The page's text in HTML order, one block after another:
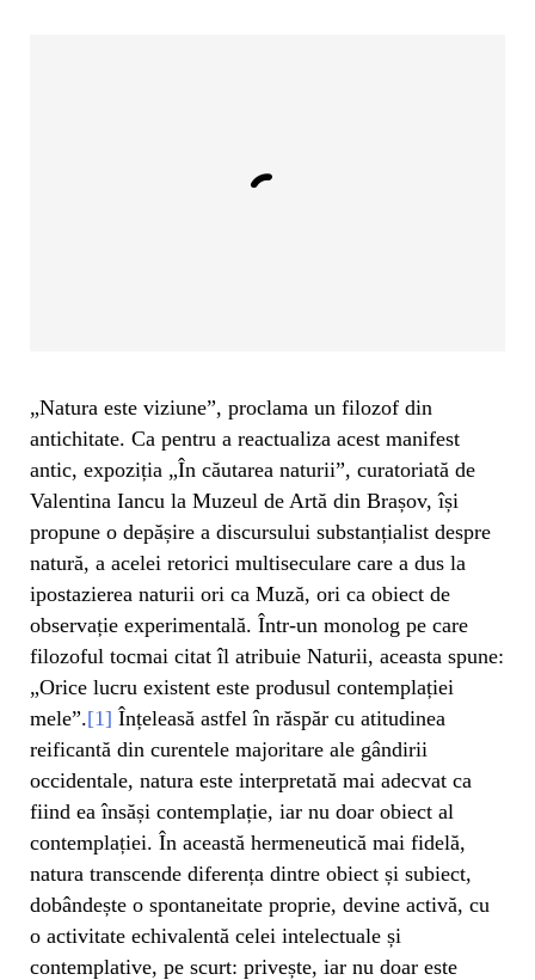
„Natura este viziune”, proclama un filozof din
antichitate. Ca pentru a reactualiza acest manifest
antic, expoziția „În căutarea naturii”, curatoriată de
Valentina Iancu la Muzeul de Artă din Brașov, își
propune o depășire a discursului substanțialist despre
natură, a acelei retorici multiseculare care a dus la
ipostazierea naturii ori ca Muză, ori ca obiect de
observație experimentală. Într-un monolog pe care
filozoful tocmai citat îl atribuie Naturii, aceasta spune:
„Orice lucru existent este produsul contemplației
mele”.[1] Înțeleasă astfel în răspăr cu atitudinea
reificantă din curentele majoritare ale gândirii
occidentale, natura este interpretată mai adecvat ca
fiind ea însăși contemplație, iar nu doar obiect al
contemplației. În această hermeneutică mai fidelă,
natura transcende diferența dintre obiect și subiect,
dobândește o spontaneitate proprie, devine activă, cu
o activitate echivalentă celei intelectuale și
contemplative, pe scurt: privește, iar nu doar este